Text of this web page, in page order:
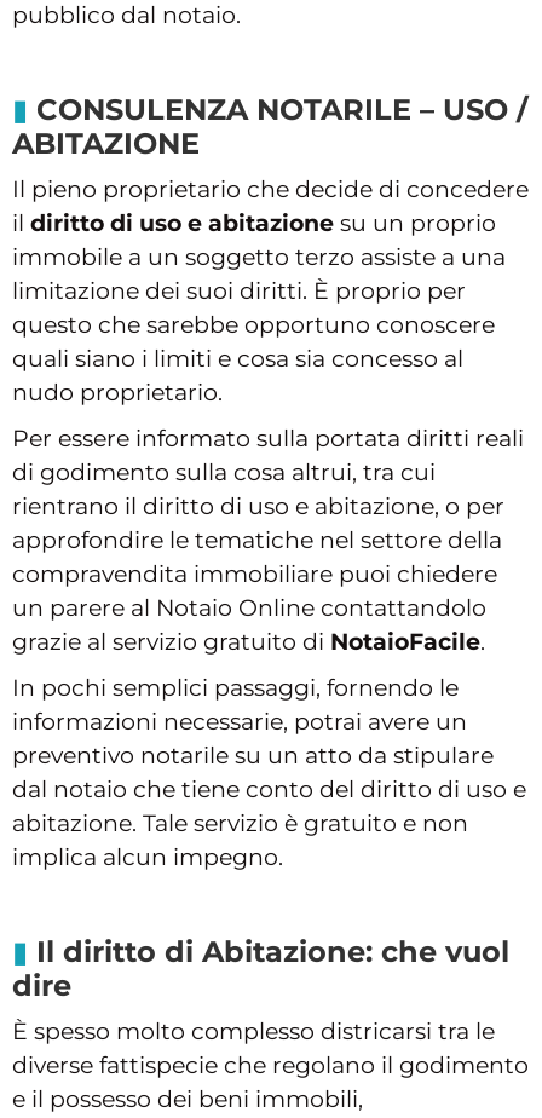
pubblico dal notaio.
CONSULENZA NOTARILE – USO /
ABITAZIONE
Il pieno proprietario che decide di concedere
il diritto di uso e abitazione su un proprio
immobile a un soggetto terzo assiste a una
limitazione dei suoi diritti. È proprio per
questo che sarebbe opportuno conoscere
quali siano i limiti e cosa sia concesso al
nudo proprietario.
Per essere informato sulla portata diritti reali
di godimento sulla cosa altrui, tra cui
rientrano il diritto di uso e abitazione, o per
approfondire le tematiche nel settore della
compravendita immobiliare puoi chiedere
un parere al Notaio Online contattandolo
grazie al servizio gratuito di NotaioFacile.
In pochi semplici passaggi, fornendo le
informazioni necessarie, potrai avere un
preventivo notarile su un atto da stipulare
dal notaio che tiene conto del diritto di uso e
abitazione. Tale servizio è gratuito e non
implica alcun impegno.
Il diritto di Abitazione: che vuol
dire
È spesso molto complesso districarsi tra le
diverse fattispecie che regolano il godimento
e il possesso dei beni immobili,